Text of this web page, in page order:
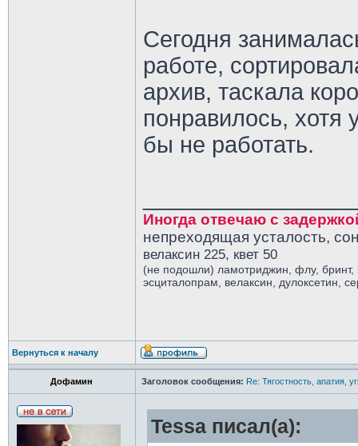
Сегодня
работе,
архив, таскала
понравилось, хотя
бы не работать.
Иногда отвечаю с
непреходящая усталость,
велаксин 225, квет 50
(не подошли) ламотриджин, флу,
эсциталопрам, велаксин, дулоксетин,
Вернуться к началу
Дофамин Заголовок сообщения: Re: Тягостность, апатия,
Tessa писал(а):